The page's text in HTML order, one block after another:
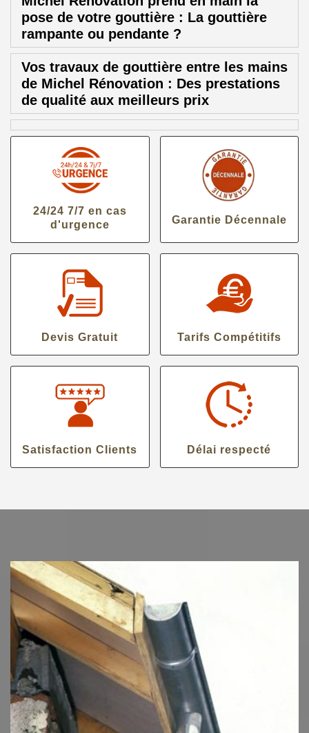
pose de votre gouttière : La gouttière
rampante ou pendante ?
Vos travaux de gouttière entre les mains
de Michel Rénovation : Des prestations
de qualité aux meilleurs prix
24/24 7/7 en cas
d'urgence
Garantie Décennale
Devis Gratuit Tarifs Compétitifs
Satisfaction Clients Délai respecté